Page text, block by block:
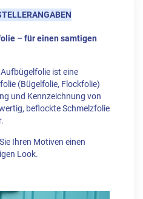
– für einen samtigen
ist eine
(Bügelfolie, Flockfolie)
und Kennzeichnung von
beflockte Schmelzfolie
Ihren Motiven einen
Look.